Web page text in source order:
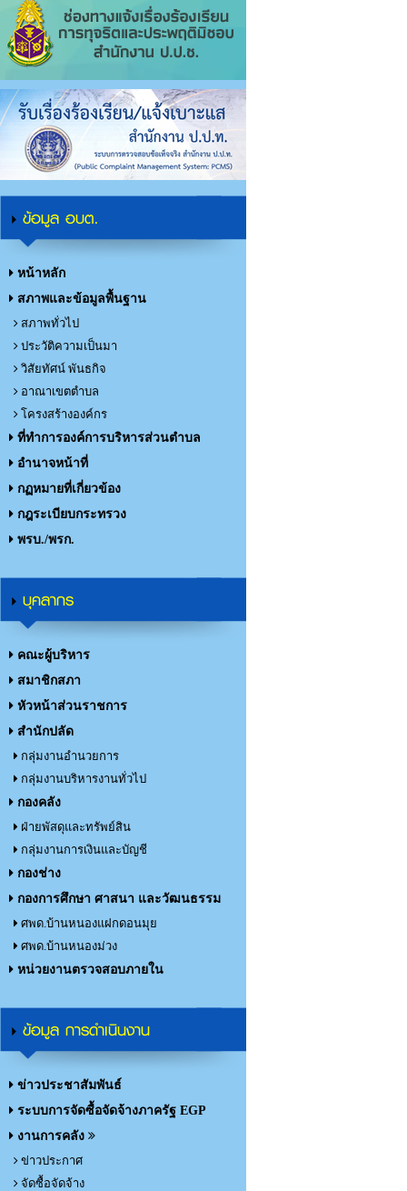
ข้อมูล อบต.
หน้าหลัก
สภาพและข้อมูลพื้นฐาน
สภาพทั่วไป
ประวัติความเป็นมา
วิสัยทัศน์ พันธกิจ
อาณาเขตตำบล
โครงสร้างองค์กร
ที่ทำการองค์การบริหารส่วนตำบล
อำนาจหน้าที่
กฏหมายที่เกี่ยวข้อง
กฎระเบียบกระทรวง
พรบ./พรก.
บุคลากร
คณะผู้บริหาร
สมาชิกสภา
หัวหน้าส่วนราชการ
สำนักปลัด
กลุ่มงานอำนวยการ
กลุ่มงานบริหารงานทั่วไป
กองคลัง
ฝ่ายพัสดุและทรัพย์สิน
กลุ่มงานการเงินและบัญชี
กองช่าง
กองการศึกษา ศาสนา และวัฒนธรรม
ศพด.บ้านหนองแฝกดอนมุย
ศพด.บ้านหนองม่วง
หน่วยงานตรวจสอบภายใน
ข้อมูล การดำเนินงาน
ข่าวประชาสัมพันธ์
ระบบการจัดซื้อจัดจ้างภาครัฐ EGP
งานการคลัง
ข่าวประกาศ
จัดซื้อจัดจ้าง